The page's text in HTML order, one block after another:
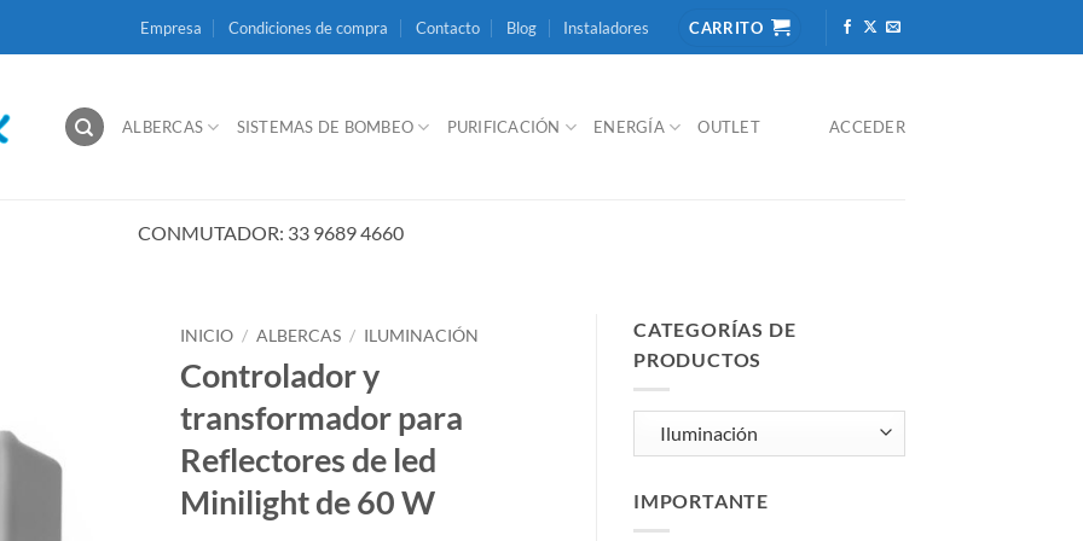
Empresa Condiciones de compra Contacto Blog Instaladores CARRITO
ALBERCAS SISTEMAS DE BOMBEO PURIFICACIÓN ENERGÍA OUTLET ACCEDER
CONMUTADOR: 33 9689 4660
INICIO / ALBERCAS / ILUMINACIÓN
Controlador y
transformador para
Reflectores de led
Minilight de 60 W
CATEGORÍAS DE
PRODUCTOS
IMPORTANTE